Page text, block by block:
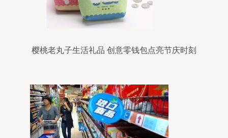
樱桃老丸子生活礼品 创意零钱包点亮节庆时刻